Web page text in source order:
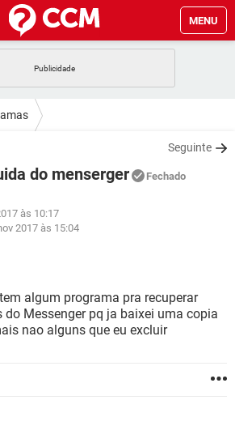
MENU
GMAIL
WHATSAPP
EXCEL
GMAIL
EXCEL
GMAIL
Seguinte
do menserger Fechado
às 10:17
2017 às 15:04
algum programa pra recuperar
do Messenger pq ja baixei uma copia
nao alguns que eu excluir